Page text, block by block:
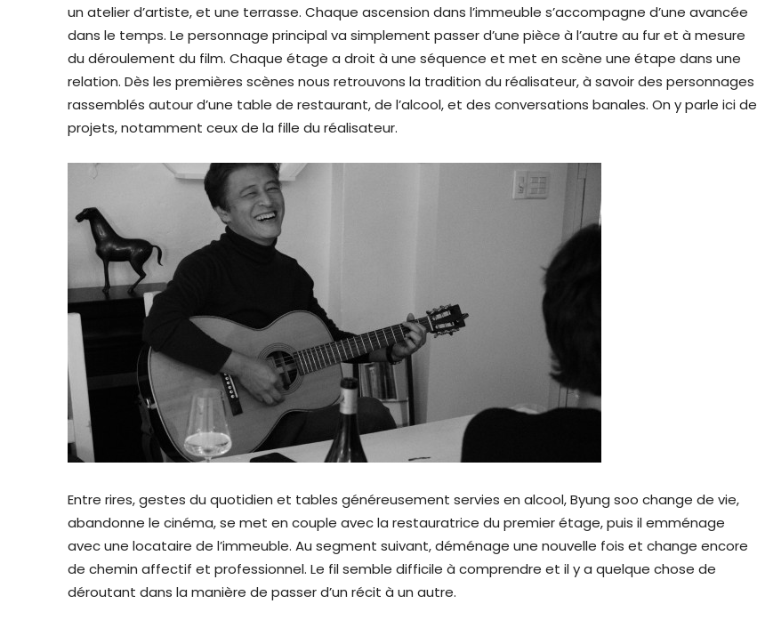
un atelier d’artiste, et une terrasse. Chaque ascension dans l’immeuble s’accompagne d’une avancée
dans le temps. Le personnage principal va simplement passer d’une pièce à l’autre au fur et à mesure
du déroulement du film. Chaque étage a droit à une séquence et met en scène une étape dans une
relation. Dès les premières scènes nous retrouvons la tradition du réalisateur, à savoir des personnages
rassemblés autour d’une table de restaurant, de l’alcool, et des conversations banales. On y parle ici de
projets, notamment ceux de la fille du réalisateur.
Entre rires, gestes du quotidien et tables généreusement servies en alcool, Byung soo change de vie,
abandonne le cinéma, se met en couple avec la restauratrice du premier étage, puis il emménage
avec une locataire de l’immeuble. Au segment suivant, déménage une nouvelle fois et change encore
de chemin affectif et professionnel. Le fil semble difficile à comprendre et il y a quelque chose de
déroutant dans la manière de passer d’un récit à un autre.